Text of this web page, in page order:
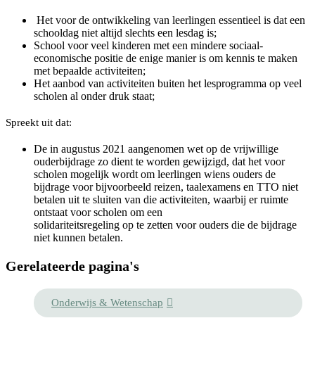
Het voor de ontwikkeling van leerlingen essentieel is dat een
schooldag niet altijd slechts een lesdag is;
School voor veel kinderen met een mindere sociaal-
economische positie de enige manier is om kennis te maken
met bepaalde activiteiten;
Het aanbod van activiteiten buiten het lesprogramma op veel
scholen al onder druk staat;
Spreekt uit dat:
De in augustus 2021 aangenomen wet op de vrijwillige
ouderbijdrage zo dient te worden gewijzigd, dat het voor
scholen mogelijk wordt om leerlingen wiens ouders de
bijdrage voor bijvoorbeeld reizen, taalexamens en TTO niet
betalen uit te sluiten van die activiteiten, waarbij er ruimte
ontstaat voor scholen om een
solidariteitsregeling op te zetten voor ouders die de bijdrage
niet kunnen betalen.
Gerelateerde pagina's
Onderwijs & Wetenschap